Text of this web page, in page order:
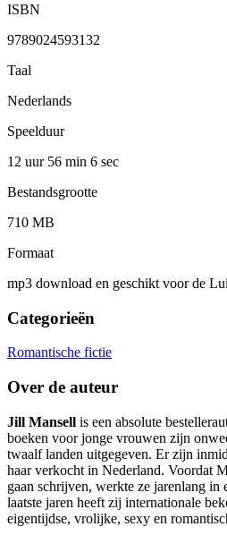
ISBN
9789024593132
Taal
Nederlands
Speelduur
12 uur 56 min 6 sec
Bestandsgrootte
710 MB
Formaat
mp3 download en geschikt voor de
Categorieën
Romantische fictie
Over de auteur
Jill Mansell is een absolute
boeken voor jonge vrouwen zijn
twaalf landen uitgegeven. Er zijn
haar verkocht in Nederland. Voordat
gaan schrijven, werkte ze jarenlang
laatste jaren heeft zij internationale
eigentijdse, vrolijke, sexy en